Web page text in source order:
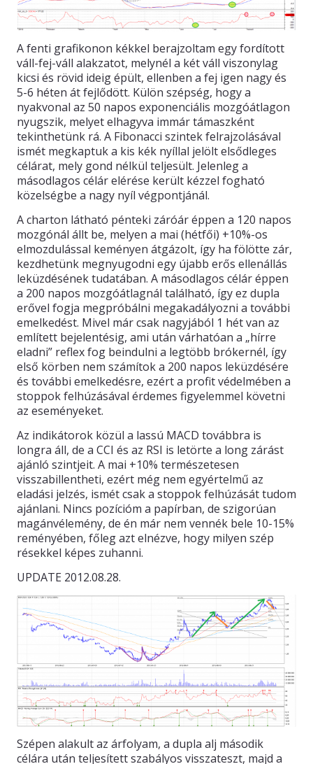
A fenti grafikonon kékkel berajzoltam egy fordított
váll-fej-váll alakzatot, melynél a két váll viszonylag
kicsi és rövid ideig épült, ellenben a fej igen nagy és
5-6 héten át fejlődött. Külön szépség, hogy a
nyakvonal az 50 napos exponenciális mozgóátlagon
nyugszik, melyet elhagyva immár támaszként
tekinthetünk rá. A Fibonacci szintek felrajzolásával
ismét megkaptuk a kis kék nyíllal jelölt elsődleges
célárat, mely gond nélkül teljesült. Jelenleg a
másodlagos célár elérése került kézzel fogható
közelségbe a nagy nyíl végpontjánál.
A charton látható pénteki záróár éppen a 120 napos
mozgónál állt be, melyen a mai (hétfői) +10%-os
elmozdulással keményen átgázolt, így ha fölötte zár,
kezdhetünk megnyugodni egy újabb erős ellenállás
leküzdésének tudatában. A másodlagos célár éppen
a 200 napos mozgóátlagnál található, így ez dupla
erővel fogja megpróbálni megakadályozni a további
emelkedést. Mivel már csak nagyjából 1 hét van az
említett bejelentésig, ami után várhatóan a „hírre
eladni” reflex fog beindulni a legtöbb brókernél, így
első körben nem számítok a 200 napos leküzdésére
és további emelkedésre, ezért a profit védelmében a
stoppok felhúzásával érdemes figyelemmel követni
az eseményeket.
Az indikátorok közül a lassú MACD továbbra is
longra áll, de a CCI és az RSI is letörte a long zárást
ajánló szintjeit. A mai +10% természetesen
visszabillentheti, ezért még nem egyértelmű az
eladási jelzés, ismét csak a stoppok felhúzását tudom
ajánlani. Nincs pozícióm a papírban, de szigorúan
magánvélemény, de én már nem vennék bele 10-15%
reményében, főleg azt elnézve, hogy milyen szép
résekkel képes zuhanni.
UPDATE 2012.08.28.
Szépen alakult az árfolyam, a dupla alj második
célára után teljesített szabályos visszateszt, majd a